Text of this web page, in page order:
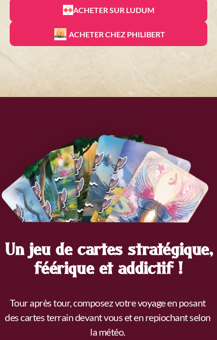
ACHETER SUR LUDUM
ACHETER CHEZ PHILIBERT
Un jeu de cartes
féérique et addictif !
Tour après tour, composez votre voyage en posant
des cartes terrain devant vous et en repiochant selon
la météo.